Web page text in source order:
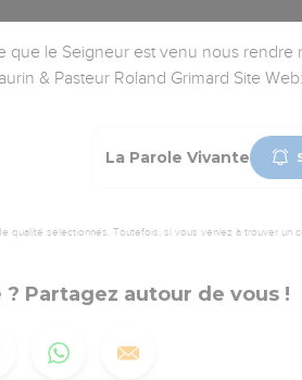
que le Seigneur est venu nous rendre
& Pasteur Roland Grimard Site
La Parole Vivante
sélectionnés. Toutefois, si vous veniez à trouver un
? Partagez autour de vous !